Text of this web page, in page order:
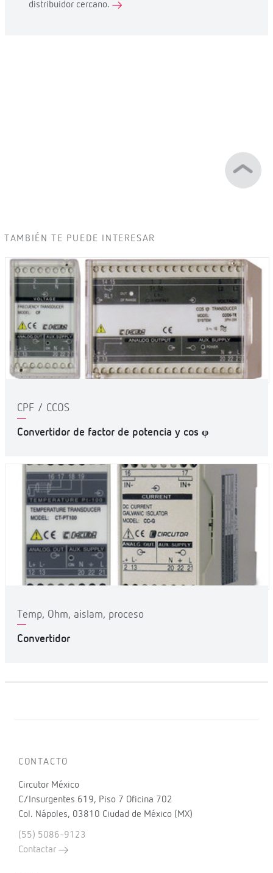
distribuidor cercano.
TAMBIÉN TE PUEDE INTERESAR
CPF / CCOS
Convertidor de factor de potencia y cos φ
Temp, Ohm, aislam, proceso
Convertidor
CONTACTO
Circutor México
C/Insurgentes 619, Piso 7 Oficina 702
Col. Nápoles, 03810 Ciudad de México (MX)
(55) 5086-9123
Contactar